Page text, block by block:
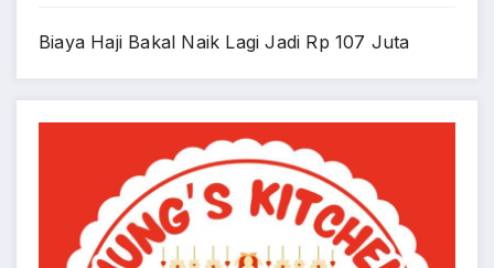
Biaya Haji Bakal Naik Lagi Jadi Rp 107 Juta